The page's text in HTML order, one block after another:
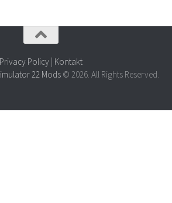
Privacy Policy | Kontakt
22 Mods© 2026. All Rights Reserved.